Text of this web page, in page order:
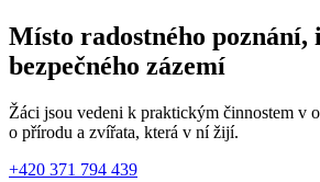
Místo radostného poznání,
bezpečného zázemí
Žáci jsou vedeni k praktickým činnostem v
o přírodu a zvířata, která v ní žijí.
+420 371 794 439